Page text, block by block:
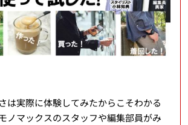
は実際に体験してみたからこそわかる
ノマックスのスタッフや編集部員がみ